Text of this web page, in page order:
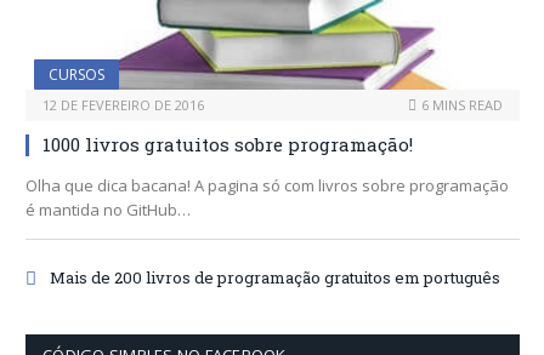
CURSOS
12 DE FEVEREIRO DE 2016 6 MINS READ
1000 livros gratuitos sobre programação!
Olha que dica bacana! A pagina só com livros sobre programação
é mantida no GitHub…
Mais de 200 livros de programação gratuitos em português